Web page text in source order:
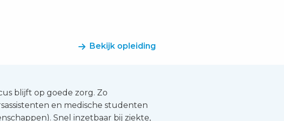
Bekijk opleiding
blijft op goede zorg. Zo
en medische studenten
Snel inzetbaar bij ziekte,